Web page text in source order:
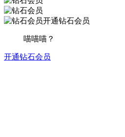
开通钻石会员
喵喵喵？
开通钻石会员